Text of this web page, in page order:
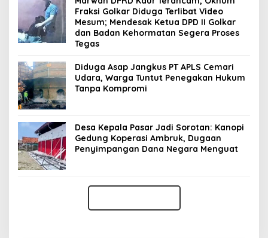
Fraksi Golkar Diduga Terlibat Video
Mesum; Mendesak Ketua DPD II Golkar
dan Badan Kehormatan Segera Proses
Tegas
Diduga Asap Jangkus PT APLS Cemari
Udara, Warga Tuntut Penegakan Hukum
Tanpa Kompromi
Desa Kepala Pasar Jadi Sorotan: Kanopi
Gedung Koperasi Ambruk, Dugaan
Penyimpangan Dana Negara Menguat